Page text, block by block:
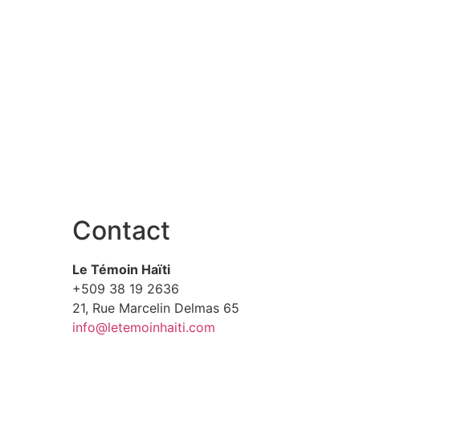
Contact
Le Témoin Haïti
+509 38 19 2636
21, Rue Marcelin Delmas 65
info@letemoinhaiti.com